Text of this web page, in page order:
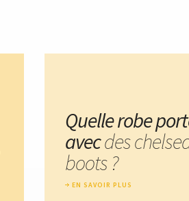
Quelle robe
avecdes
boots ?
EN SAVOIR PLUS